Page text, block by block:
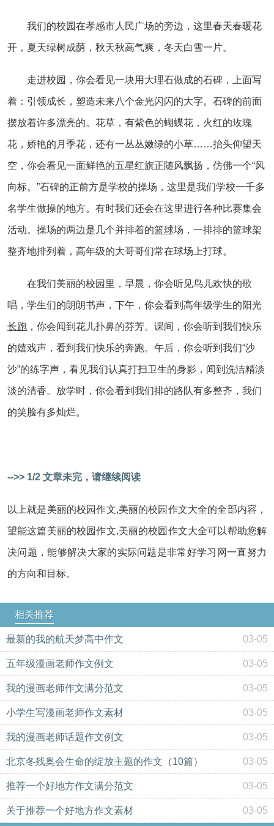
我们的校园在孝感市人民广场的旁边，这里春天春暖花
开，夏天绿树成荫，秋天秋高气爽，冬天白雪一片。
走进校园，你会看见一块用大理石做成的石碑，上面写
着：引领成长，塑造未来八个金光闪闪的大字。石碑的前面
摆放着许多漂亮的。花草，有紫色的蝴蝶花，火红的玫瑰
花，娇艳的月季花，还有一丛丛嫩绿的小草……抬头仰望天
空，你会看见一面鲜艳的五星红旗正随风飘扬，仿佛一个“风
向标。”石碑的正前方是学校的操场，这里是我们学校一千多
名学生做操的地方。有时我们还会在这里进行各种比赛集会
活动。操场的两边是几个并排着的篮球场，一排排的篮球架
整齐地排列着，高年级的大哥哥们常在球场上打球。
在我们美丽的校园里，早晨，你会听见鸟儿欢快的歌
唱，学生们的朗朗书声，下午，你会看到高年级学生的阳光
长跑 ，你会闻到花儿扑鼻的芬芳。课间，你会听到我们快乐
的嬉戏声，看到我们快乐的奔跑。午后，你会听到我们“沙
沙”的练字声，看见我们认真打扫卫生的身影，闻到洗洁精淡
淡的清香。放学时，你会看到我们排的路队有多整齐，我们
的笑脸有多灿烂。
-->> 1/2 文章未完，请继续阅读
以上就是美丽的校园作文,美丽的校园作文大全的全部内容，
望能这篇美丽的校园作文,美丽的校园作文大全可以帮助您解
决问题，能够解决大家的实际问题是非常好学习网一直努力
的方向和目标。
相关推荐
最新的我的航天梦高中作文 03-05
五年级漫画老师作文例文 03-05
我的漫画老师作文满分范文 03-05
小学生写漫画老师作文素材 03-05
我的漫画老师话题作文例文 03-05
北京冬残奥会生命的绽放主题的作文（10篇） 03-05
推荐一个好地方作文满分范文 03-05
关于推荐一个好地方作文素材 03-05